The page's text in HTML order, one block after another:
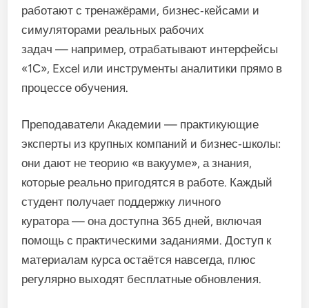
работают с тренажёрами, бизнес‑кейсами и
симуляторами реальных рабочих
задач — например, отрабатывают интерфейсы
«1С», Excel или инструменты аналитики прямо в
процессе обучения.
Преподаватели Академии — практикующие
эксперты из крупных компаний и бизнес‑школы:
они дают не теорию «в вакууме», азнания,
которые реально пригодятся в работе. Каждый
студент получает поддержку личного
куратора— онадоступна365 дней, включая
помощь с практическими заданиями. Доступ к
материалам курсаостаётся навсегда, плюс
регулярно выходят бесплатные обновления.